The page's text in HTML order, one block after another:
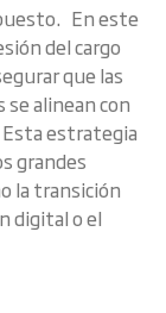
En este
del cargo
que las
alinean con
Esta estrategia
grandes
la transición
digital o el